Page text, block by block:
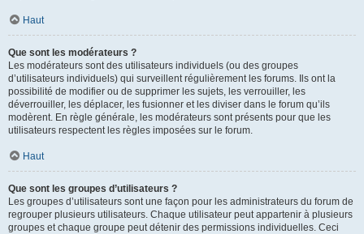
Haut
Que sont les modérateurs ?
Les modérateurs sont des utilisateurs individuels (ou des groupes
d’utilisateurs individuels) qui surveillent régulièrement les forums. Ils ont la
possibilité de modifier ou de supprimer les sujets, les verrouiller, les
déverrouiller, les déplacer, les fusionner et les diviser dans le forum qu’ils
modèrent. En règle générale, les modérateurs sont présents pour que les
utilisateurs respectent les règles imposées sur le forum.
Haut
Que sont les groupes d’utilisateurs ?
Les groupes d’utilisateurs sont une façon pour les administrateurs du forum de
regrouper plusieurs utilisateurs. Chaque utilisateur peut appartenir à plusieurs
groupes et chaque groupe peut détenir des permissions individuelles. Ceci